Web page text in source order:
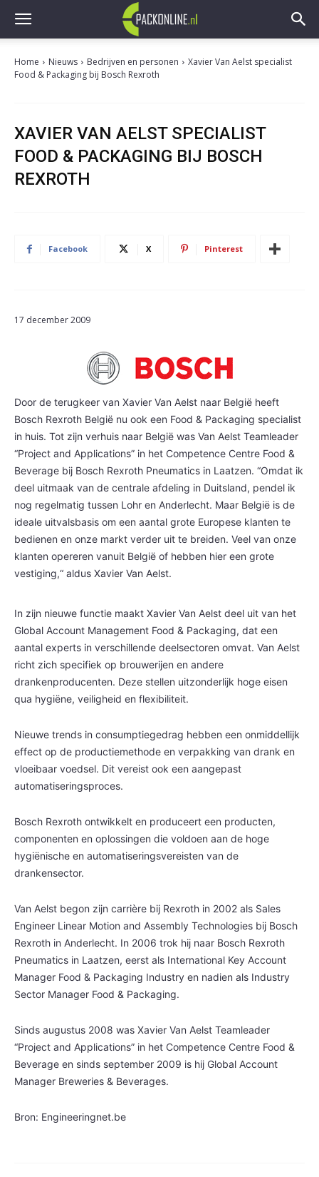
Home Nieuws Bedrijven en personen
Xavier Van Aelst specialist
Food & Packaging bij Bosch Rexroth
XAVIER VAN AELST SPECIALIST
FOOD & PACKAGING BIJ BOSCH
REXROTH
Facebook X Pinterest
17 december 2009
Door de terugkeer van Xavier Van Aelst naar België heeft
Bosch Rexroth België nu ook een Food & Packaging specialist
in huis. Tot zijn verhuis naar België was Van Aelst Teamleader
“Project and Applications” in het Competence Centre Food &
Beverage bij Bosch Rexroth Pneumatics in Laatzen. “Omdat ik
deel uitmaak van de centrale afdeling in Duitsland, pendel ik
nog regelmatig tussen Lohr en Anderlecht. Maar België is de
ideale uitvalsbasis om een aantal grote Europese klanten te
bedienen en onze markt verder uit te breiden. Veel van onze
klanten opereren vanuit België of hebben hier een grote
vestiging,“ aldus Xavier Van Aelst.
In zijn nieuwe functie maakt Xavier Van Aelst deel uit van het
Global Account Management Food & Packaging, dat een
aantal experts in verschillende deelsectoren omvat. Van Aelst
richt zich specifiek op brouwerijen en andere
drankenproducenten. Deze stellen uitzonderlijk hoge eisen
qua hygiëne, veiligheid en flexibiliteit.
Nieuwe trends in consumptiegedrag hebben een onmiddellijk
effect op de productiemethode en verpakking van drank en
vloeibaar voedsel. Dit vereist ook een aangepast
automatiseringsproces.
Bosch Rexroth ontwikkelt en produceert een producten,
componenten en oplossingen die voldoen aan de hoge
hygiënische en automatiseringsvereisten van de
drankensector.
Van Aelst begon zijn carrière bij Rexroth in 2002 als Sales
Engineer Linear Motion and Assembly Technologies bij Bosch
Rexroth in Anderlecht. In 2006 trok hij naar Bosch Rexroth
Pneumatics in Laatzen, eerst als International Key Account
Manager Food & Packaging Industry en nadien als Industry
Sector Manager Food & Packaging.
Sinds augustus 2008 was Xavier Van Aelst Teamleader
“Project and Applications” in het Competence Centre Food &
Beverage en sinds september 2009 is hij Global Account
Manager Breweries & Beverages.
Bron: Engineeringnet.be